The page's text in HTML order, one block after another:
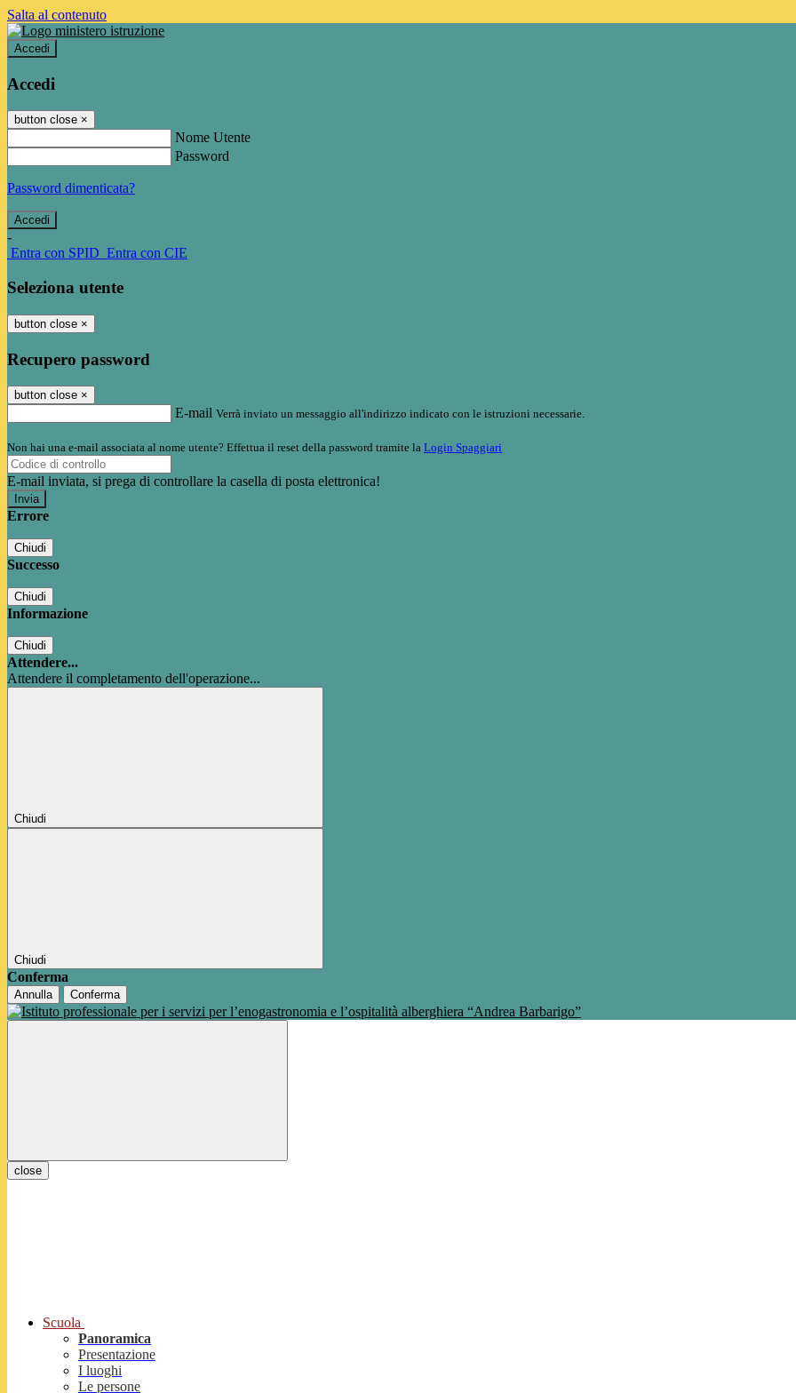
Salta al contenuto
Accedi
Accedi
button close ×
Nome Utente
Password
Password dimenticata?
-
Entra con SPID Entra con CIE
Seleziona utente
button close ×
Recupero password
button close ×
E-mail Verrà inviato un messaggio all'indirizzo indicato con le istruzioni necessarie.
Non hai una e-mail associata al nome utente? Effettua il reset della password tramite la Login Spaggiari
E-mail inviata, si prega di controllare la casella di posta elettronica!
Errore
Chiudi
Successo
Chiudi
Informazione
Chiudi
Attendere...
Attendere il completamento dell'operazione...
Chiudi
Chiudi
Conferma
Annulla Conferma
close
Scuola
Panoramica
Presentazione
I luoghi
Le persone